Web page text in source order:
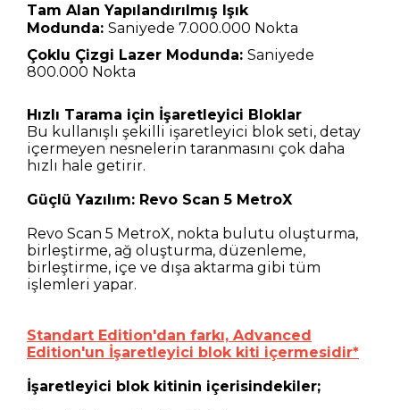
Tam Alan Yapılandırılmış Işık
Modunda: Saniyede 7.000.000 Nokta
Çoklu Çizgi Lazer Modunda: Saniyede
800.000 Nokta
Hızlı Tarama için İşaretleyici Bloklar
Bu kullanışlı şekilli işaretleyici blok seti, detay
içermeyen nesnelerin taranmasını çok daha
hızlı hale getirir.
Güçlü Yazılım: Revo Scan 5 MetroX
Revo Scan 5 MetroX, nokta bulutu oluşturma,
birleştirme, ağ oluşturma, düzenleme,
birleştirme, içe ve dışa aktarma gibi tüm
işlemleri yapar.
Standart Edition'dan farkı, Advanced
Edition'un İşaretleyici blok kiti içermesidir*
İşaretleyici blok kitinin içerisindekiler;